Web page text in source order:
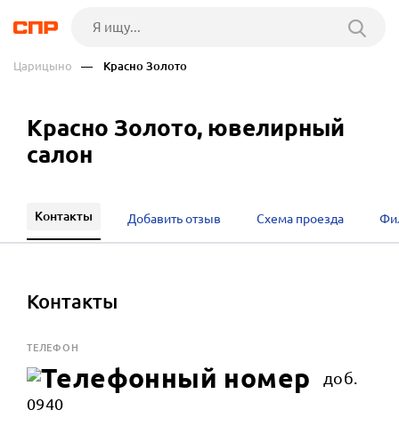
Царицыно — Красно Золото
Красно Золото, ювелирный
салон
Контакты Добавить отзыв Схема проезда
Контакты
ТЕЛЕФОН
доб.
0940